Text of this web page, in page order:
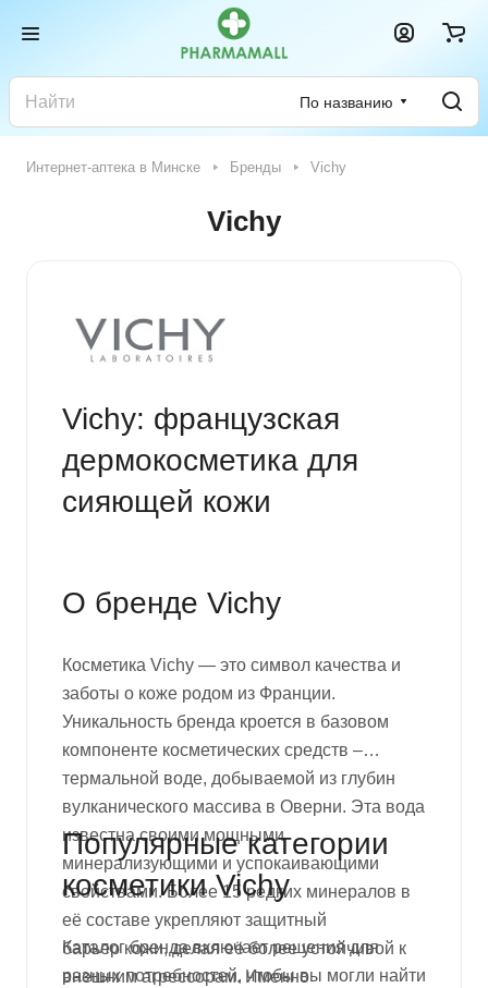
По названию
Интернет-аптека в Минске Бренды Vichy
Vichy
Vichy: французская
дермокосметика для
сияющей кожи
О бренде Vichy
Косметика Vichy — это символ качества и
заботы о коже родом из Франции.
Уникальность бренда кроется в базовом
компоненте косметических средств –
термальной воде, добываемой из глубин
вулканического массива в Оверни. Эта вода
известна своими мощными
минерализующими и успокаивающими
свойствами. Более 15 редких минералов в
её составе укрепляют защитный
барьер кожи, делая её более устойчивой к
внешним агрессорам. Именно
Популярные категории
косметики Vichy
Каталог бренда включает решения для
разных потребностей, чтобы вы могли найти